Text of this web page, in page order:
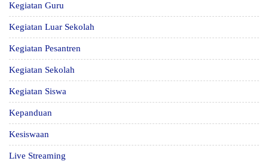
Kegiatan Guru
Kegiatan Luar Sekolah
Kegiatan Pesantren
Kegiatan Sekolah
Kegiatan Siswa
Kepanduan
Kesiswaan
Live Streaming